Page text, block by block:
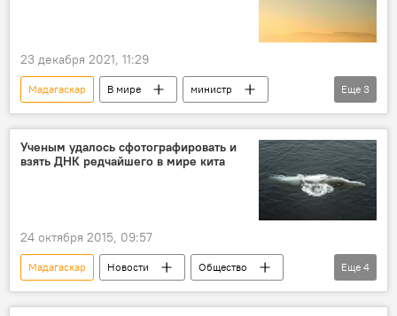
23 декабря 2021, 11:29
Мадагаскар В мире
министр
вертолет
спасение
авиакатастрофа
Еще 3
Ученым удалось сфотографировать и
взять ДНК редчайшего в мире кита
24 октября 2015, 09:57
Мадагаскар Новости
Общество
В мире
ученые киты ДНК
Еще 4